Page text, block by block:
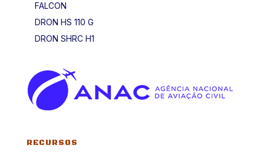
FALCON
DRON HS 110 G
DRON SHRC H1
RECURSOS